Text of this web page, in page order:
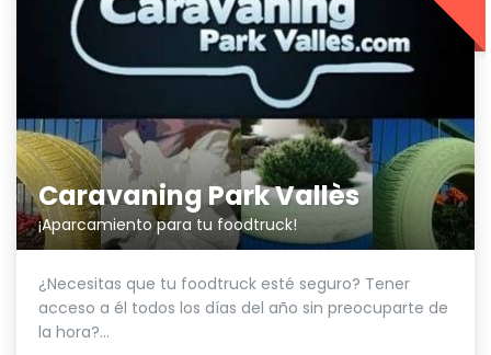
Caravaning Park Vallès
¡Aparcamiento para tu foodtruck!
¿Necesitas que tu foodtruck esté seguro? Tener
acceso a él todos los días del año sin preocuparte de
la hora?...